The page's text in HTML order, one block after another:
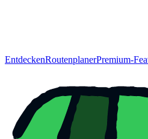
EntdeckenRoutenplanerPremium-